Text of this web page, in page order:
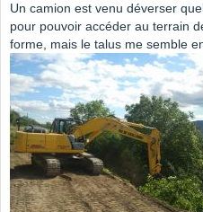
Un camion est venu déverser
pour pouvoir accéder au terrain
forme, mais le talus me semble